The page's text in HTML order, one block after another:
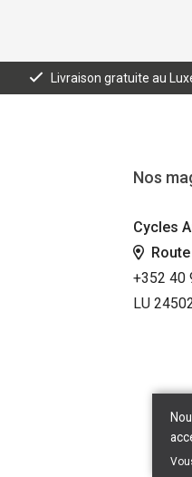
Livraison gratuite au
Nos
Cycles
Route
+352 40
LU